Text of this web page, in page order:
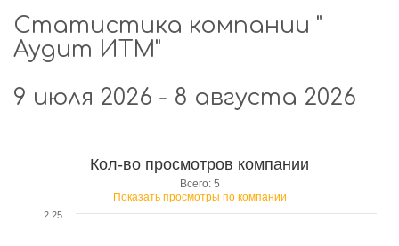
Статистика компании "
Аудит ИТМ"
9 июля 2026 - 8 августа 2026
Кол-во просмотров компании
Всего: 5
Показать просмотры по компании
2.25